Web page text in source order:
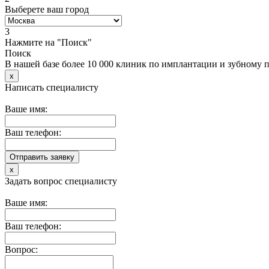
Выберете ваш город
3
Нажмите на "Поиск"
Поиск
В нашей базе более 10 000 клиник по имплантации и зубному
x
Написать специалисту
Ваше имя:
Ваш телефон:
x
Задать вопрос специалисту
Ваше имя:
Ваш телефон:
Вопрос: